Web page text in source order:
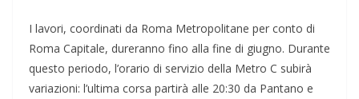
I lavori, coordinati da Roma Metropolitane per conto di
Roma Capitale, dureranno fino alla fine di giugno. Durante
questo periodo, l’orario di servizio della Metro C subirà
variazioni: l’ultima corsa partirà alle 20:30 da Pantano e